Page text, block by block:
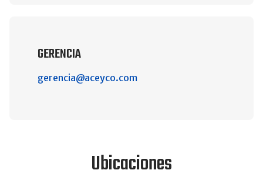
GERENCIA
gerencia@aceyco.com
Ubicaciones